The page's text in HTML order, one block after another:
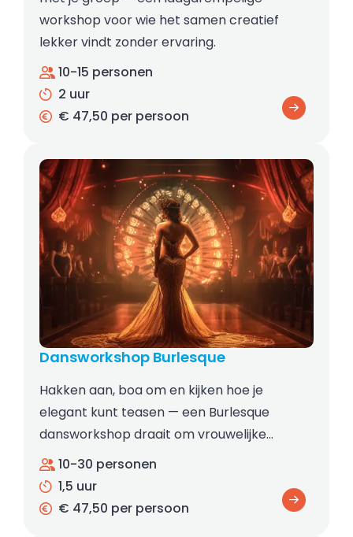
workshop voor wie het samen creatief
lekker vindt zonder ervaring.
10-15 personen
2 uur
€ 47,50 per persoon
Dansworkshop Burlesque
Hakken aan, boa om en kijken hoe je
elegant kunt teasen — een Burlesque
dansworkshop draait om vrouwelijke…
10-30 personen
1,5 uur
€ 47,50 per persoon